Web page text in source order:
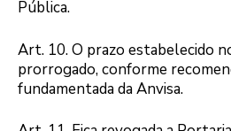
Pública.
Art. 10. O prazo estabelecido
prorrogado, conforme
fundamentada da Anvisa.